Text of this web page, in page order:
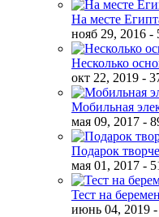
На месте
нояб 29, 2016 -
Несколько
окт 22, 2019 -
Мобильная
мая 09, 2017 -
Подарок
мая 01, 2017 -
Тест на
июнь 04, 2019